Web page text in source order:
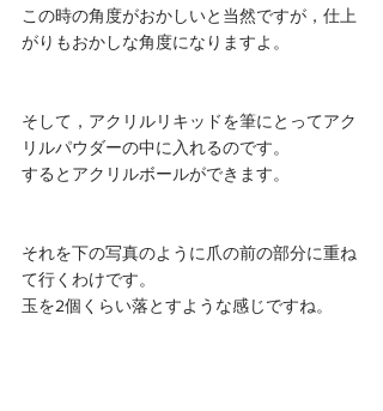
この時の角度がおかしいと当然ですが，仕上
がりもおかしな角度になりますよ。
そして，アクリルリキッドを筆にとってアク
リルパウダーの中に入れるのです。
するとアクリルボールができます。
それを下の写真のように爪の前の部分に重ね
て行くわけです。
玉を2個くらい落とすような感じですね。